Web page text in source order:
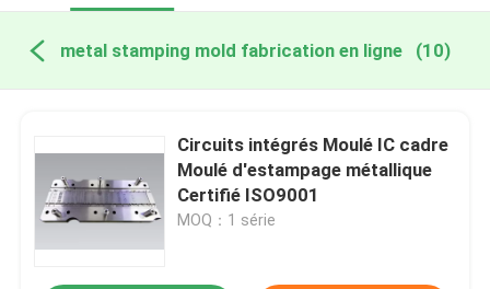
metal stamping mold fabrication en ligne (10)
Circuits intégrés Moulé IC cadre
Moulé d'estampage métallique
Certifié ISO9001
MOQ：1 série